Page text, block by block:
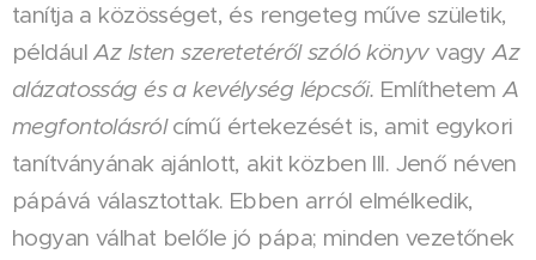
tanítja a közösséget, és rengeteg műve születik,
példáulAz Isten szeretetéről szóló könyvvagyAz
alázatosság és a kevélység lépcsői. EmlíthetemA
megfontolásrólcímű értekezését is, amit egykori
tanítványának ajánlott, akit közben III. Jenő néven
pápává választottak. Ebben arról elmélkedik,
hogyan válhat belőle jó pápa; minden vezetőnek